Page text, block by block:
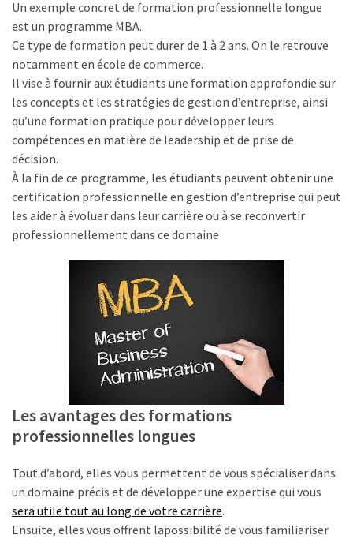
Un exemple concret de formation professionnelle longue
est un programme MBA.
Ce type de formation peut durer de 1 à 2 ans. On le retrouve
notamment en école de commerce.
Il vise à fournir aux étudiants une formation approfondie sur
les concepts et les stratégies de gestion d’entreprise, ainsi
qu’une formation pratique pour développer leurs
compétences en matière de leadership et de prise de
décision.
À la fin de ce programme, les étudiants peuvent obtenir une
certification professionnelle en gestion d’entreprise qui peut
les aider à évoluer dans leur carrière ou à se reconvertir
professionnellement dans ce domaine
Les avantages des formations
professionnelles longues
Tout d’abord, elles vous permettent de vous spécialiser dans
un domaine précis et de développer une expertise qui vous
sera utile tout au long de votre carrière.
Ensuite, elles vous offrent lapossibilité de vous familiariser